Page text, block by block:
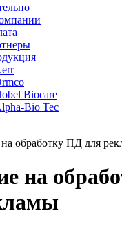
на обработку ПД для
на